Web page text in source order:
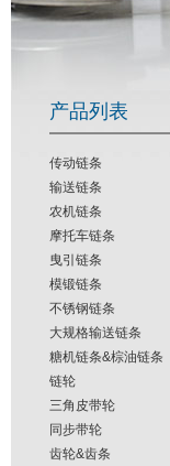
产品列表
传动链条
输送链条
农机链条
摩托车链条
曳引链条
模锻链条
不锈钢链条
大规格输送链条
糖机链条&棕油链条
链轮
三角皮带轮
同步带轮
齿轮&齿条